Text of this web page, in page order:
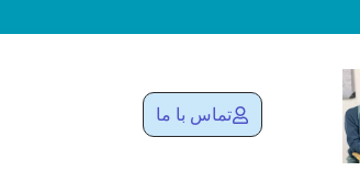
تماس با ما